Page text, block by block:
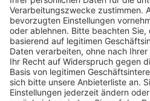
Ratgeber
Weitblick
WEITERES AUS DEM VERLAG